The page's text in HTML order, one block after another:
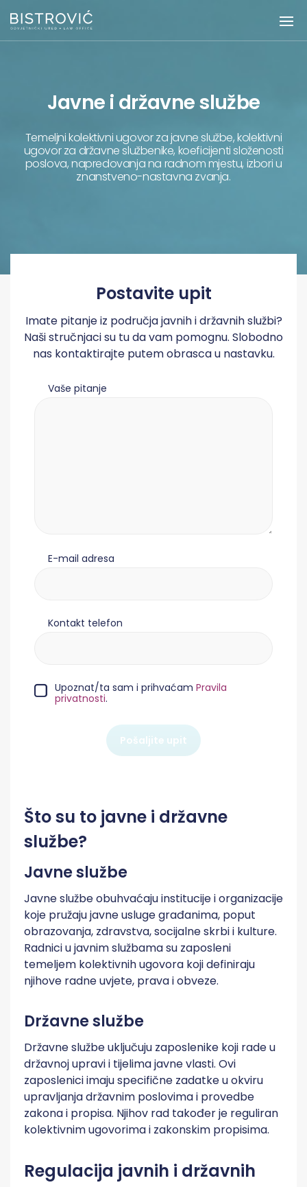
Javne i državne službe
Temeljni kolektivni ugovor za javne službe, kolektivni
ugovor za državne službenike, koeficijenti složenosti
poslova, napredovanja na radnom mjestu, izbori u
znanstveno-nastavna zvanja.
Postavite upit
Imate pitanje iz područja javnih i državnih službi?
Naši stručnjaci su tu da vam pomognu. Slobodno
nas kontaktirajte putem obrasca u nastavku.
Vaše pitanje
E-mail adresa
Kontakt telefon
Upoznat/ta sam i prihvaćam Pravila
privatnosti.
Pošaljite upit
Što su to javne i državne
službe?
Javne službe
Javne službe obuhvaćaju institucije i organizacije
koje pružaju javne usluge građanima, poput
obrazovanja, zdravstva, socijalne skrbi i kulture.
Radnici u javnim službama su zaposleni
temeljem kolektivnih ugovora koji definiraju
njihove radne uvjete, prava i obveze.
Državne službe
Državne službe uključuju zaposlenike koji rade u
državnoj upravi i tijelima javne vlasti. Ovi
zaposlenici imaju specifične zadatke u okviru
upravljanja državnim poslovima i provedbe
zakona i propisa. Njihov rad također je reguliran
kolektivnim ugovorima i zakonskim propisima.
Regulacija javnih i državnih